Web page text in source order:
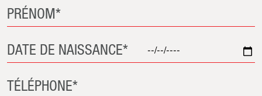
PRÉNOM*
DATE DE NAISSANCE*
TÉLÉPHONE*